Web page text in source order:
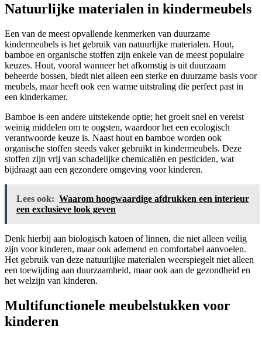
Natuurlijke materialen in kindermeubels
Een van de meest opvallende kenmerken van duurzame
kindermeubels is het gebruik van natuurlijke materialen. Hout,
bamboe en organische stoffen zijn enkele van de meest populaire
keuzes. Hout, vooral wanneer het afkomstig is uit duurzaam
beheerde bossen, biedt niet alleen een sterke en duurzame basis voor
meubels, maar heeft ook een warme uitstraling die perfect past in
een kinderkamer.
Bamboe is een andere uitstekende optie; het groeit snel en vereist
weinig middelen om te oogsten, waardoor het een ecologisch
verantwoorde keuze is. Naast hout en bamboe worden ook
organische stoffen steeds vaker gebruikt in kindermeubels. Deze
stoffen zijn vrij van schadelijke chemicaliën en pesticiden, wat
bijdraagt aan een gezondere omgeving voor kinderen.
Lees ook: Waarom hoogwaardige afdrukken een interieur
een exclusieve look geven
Denk hierbij aan biologisch katoen of linnen, die niet alleen veilig
zijn voor kinderen, maar ook ademend en comfortabel aanvoelen.
Het gebruik van deze natuurlijke materialen weerspiegelt niet alleen
een toewijding aan duurzaamheid, maar ook aan de gezondheid en
het welzijn van kinderen.
Multifunctionele meubelstukken voor
kinderen